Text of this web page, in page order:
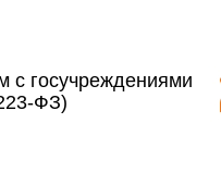
с госучреждениями
ФЗ)